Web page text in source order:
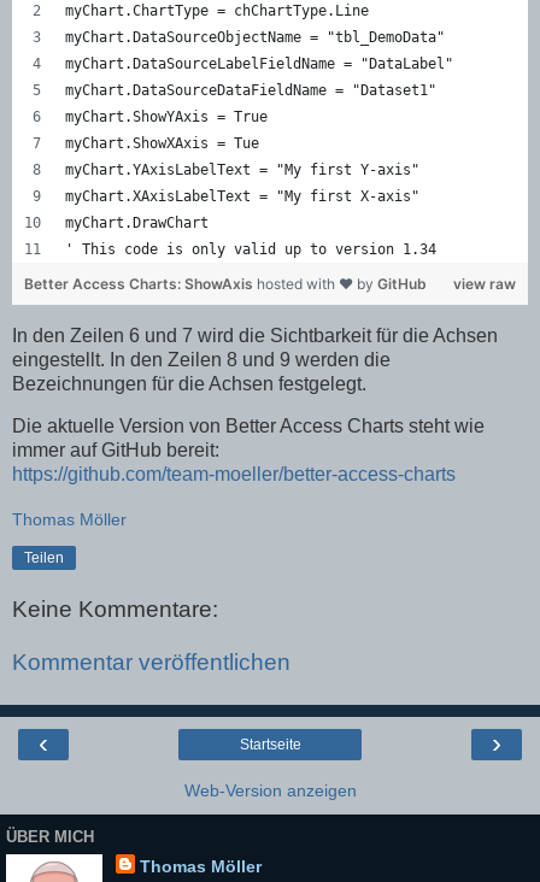
myChart.ChartType = chChartType.Line
myChart.DataSourceObjectName = "tbl_DemoData"
myChart.DataSourceLabelFieldName = "DataLabel"
myChart.DataSourceDataFieldName = "Dataset1"
myChart.ShowYAxis = True
myChart.ShowXAxis = Tue
myChart.YAxisLabelText = "My first Y-axis"
myChart.XAxisLabelText = "My first X-axis"
myChart.DrawChart
' This code is only valid up to version 1.34
view raw
Better Access Charts: ShowAxis hosted with ❤ by GitHub
In den Zeilen 6 und 7 wird die Sichtbarkeit für die Achsen
eingestellt. In den Zeilen 8 und 9 werden die
Bezeichnungen für die Achsen festgelegt.
Die aktuelle Version von Better Access Charts steht wie
immer auf GitHub bereit:
https://github.com/team-moeller/better-access-charts
Thomas Möller
Teilen
Keine Kommentare:
Kommentar veröffentlichen
‹ ›
Startseite
Web-Version anzeigen
ÜBER MICH
Thomas Möller